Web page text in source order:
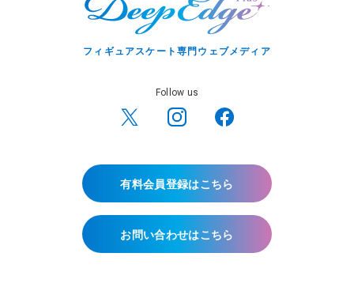
フィギュアスケート専門ウェブメディア
Follow us
有料会員登録はこちら
お問い合わせはこちら